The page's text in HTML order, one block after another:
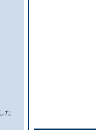
た